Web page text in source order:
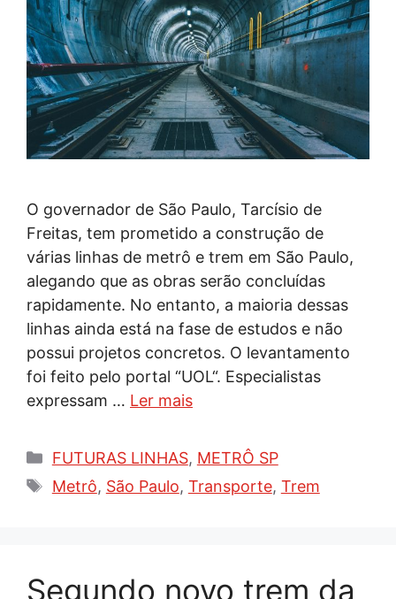
O governador de São Paulo, Tarcísio de
Freitas, tem prometido a construção de
várias linhas de metrô e trem em São Paulo,
alegando que as obras serão concluídas
rapidamente. No entanto, a maioria dessas
linhas ainda está na fase de estudos e não
possui projetos concretos. O levantamento
foi feito pelo portal “UOL“. Especialistas
expressam … Ler mais
Categorias
FUTURAS LINHAS, METRÔ SP
Tags
Metrô, São Paulo, Transporte, Trem
Segundo novo trem da